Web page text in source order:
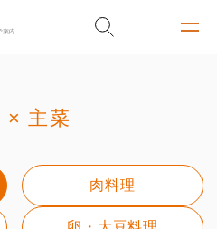
× 主菜
肉料理